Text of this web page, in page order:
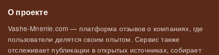
О проекте
Vashe-Mnenie.com — платформа отзывов о компаниях, где
пользователи делятся своим опытом. Сервис также
отслеживает публикации в открытых источниках, собирает